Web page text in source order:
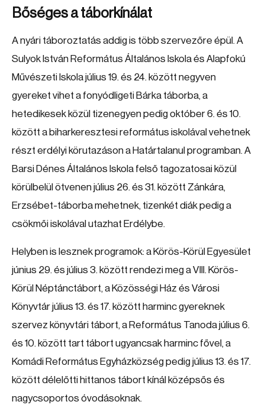
Bőséges a táborkínálat
A nyári táboroztatás addig is több szervezőre épül. A
Sulyok István Református Általános Iskola és Alapfokú
Művészeti Iskola július 19. és 24. között negyven
gyereket vihet a fonyódligeti Bárka táborba, a
hetedikesek közül tizenegyen pedig október 6. és 10.
között a biharkeresztesi református iskolával vehetnek
részt erdélyi körutazáson a Határtalanul programban. A
Barsi Dénes Általános Iskola felső tagozatosai közül
körülbelül ötvenen július 26. és 31. között Zánkára,
Erzsébet-táborba mehetnek, tizenkét diák pedig a
csökmői iskolával utazhat Erdélybe.
Helyben is lesznek programok: a Körös-Körül Egyesület
június 29. és július 3. között rendezi meg a VIII. Körös-
Körül Néptánctábort, a Közösségi Ház és Városi
Könyvtár július 13. és 17. között harminc gyereknek
szervez könyvtári tábort, a Református Tanoda július 6.
és 10. között tart tábort ugyancsak harminc fővel, a
Komádi Református Egyházközség pedig július 13. és 17.
között délelőtti hittanos tábort kínál középsős és
nagycsoportos óvodásoknak.